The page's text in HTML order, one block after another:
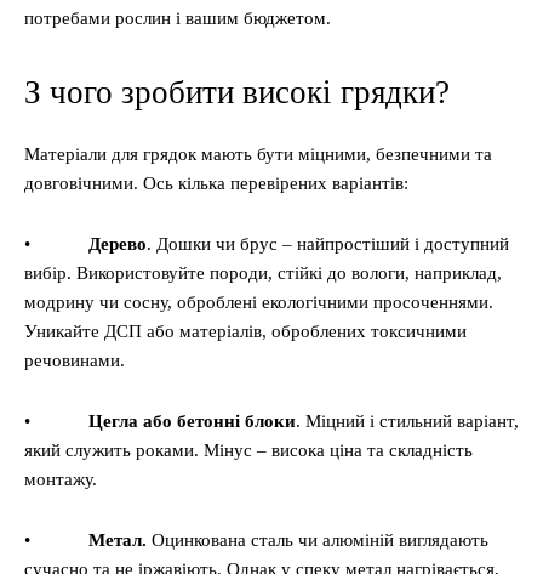
потребами рослин і вашим бюджетом.
З чого зробити високі грядки?
Матеріали для грядок мають бути міцними, безпечними та
довговічними. Ось кілька перевірених варіантів:
• Дерево. Дошки чи брус – найпростіший і доступний
вибір. Використовуйте породи, стійкі до вологи, наприклад,
модрину чи сосну, оброблені екологічними просоченнями.
Уникайте ДСП або матеріалів, оброблених токсичними
речовинами.
• Цегла або бетонні блоки. Міцний і стильний варіант,
який служить роками. Мінус – висока ціна та складність
монтажу.
• Метал. Оцинкована сталь чи алюміній виглядають
сучасно та не іржавіють. Однак у спеку метал нагрівається,